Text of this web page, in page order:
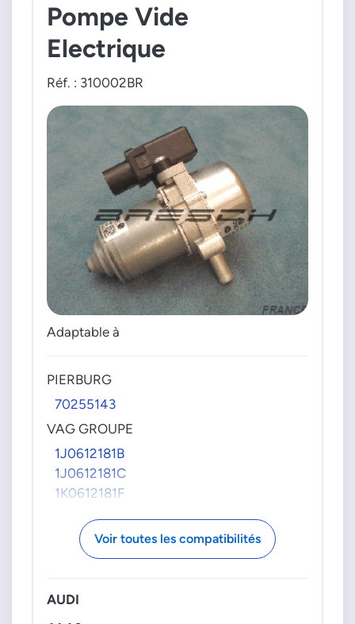
Pompe Vide
Electrique
Réf. : 310002BR
Adaptable à
PIERBURG
70255143
VAG GROUPE
1J0612181B
1J0612181C
1K0612181F
Voir toutes les compatibilités
AUDI